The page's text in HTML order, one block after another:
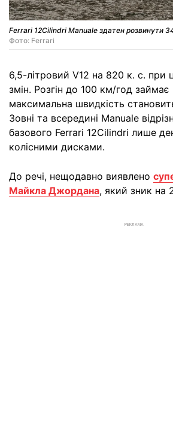
Ferrari 12Cilindri Manuale здатен розвинути
Фото: Ferrari
6,5-літровий V12 на 820 к. с. при
змін. Розгін до 100 км/год займає
максимальна швидкість
Зовні та всередині Manuale
базового Ferrari 12Cilindri лише
колісними дисками.
До речі, нещодавно виявлено
Майкла Джордана, який зник на
РЕКЛАМА